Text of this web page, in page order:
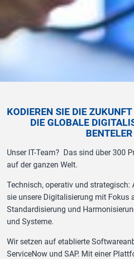
KODIEREN SIE DIE
DIE GLOBALE
BENTELER
Unser IT-Team? Das sind über 300
auf der ganzen Welt.
Technisch, operativ und strategisch:
sie unsere Digitalisierung mit Fokus
Standardisierung und
und Systeme.
Wir setzen auf etablierte
ServiceNow und SAP. Mit einer